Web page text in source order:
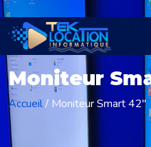
Moniteur
Accueil/ Moniteur Smart 42''